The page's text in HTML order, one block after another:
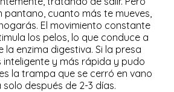
pantano, cuanto más te mueves,
El movimiento constante
los pelos, lo que conduce a
la enzima digestiva. Si la presa
inteligente y más rápida y pudo
la trampa que se cerró en vano
solo después de 2-3 días.